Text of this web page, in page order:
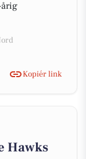
Kopiér link
Hawks